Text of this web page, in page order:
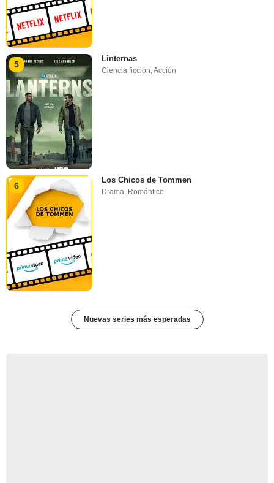
5
Linternas
Ciencia ficción,Acción
6
Los Chicos de Tommen
Drama, Romántico
Nuevas series más esperadas